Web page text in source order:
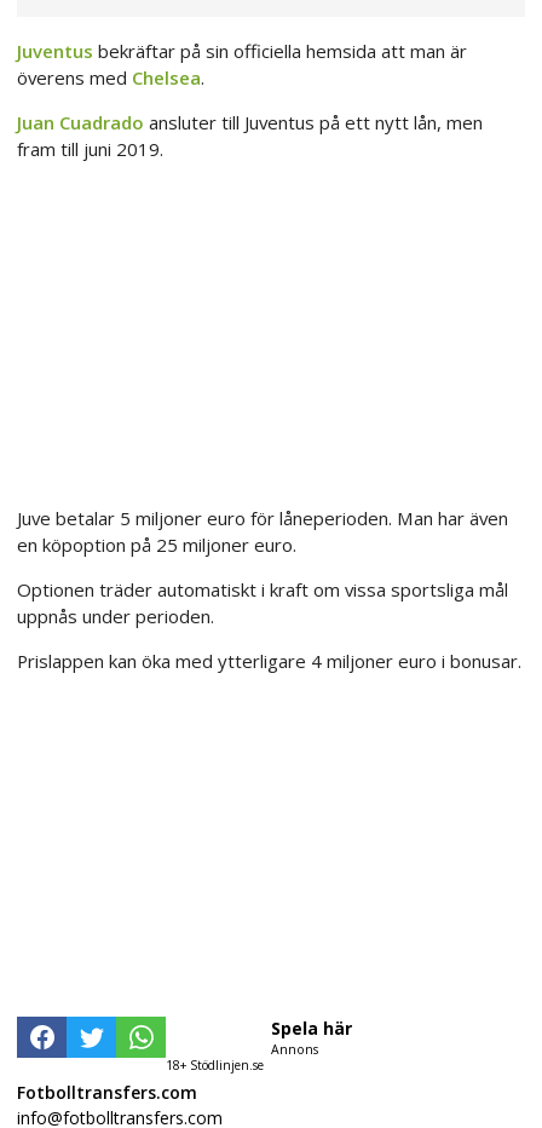
Juventus bekräftar på sin officiella hemsida att man är
överens med Chelsea.
Juan Cuadrado ansluter till Juventus på ett nytt lån, men
fram till juni 2019.
Juve betalar 5 miljoner euro för låneperioden. Man har även
en köpoption på 25 miljoner euro.
Optionen träder automatiskt i kraft om vissa sportsliga mål
uppnås under perioden.
Prislappen kan öka med ytterligare 4 miljoner euro i bonusar.
18+ Stödlinjen.se
Spela här
Annons
Fotbolltransfers.com
info@fotbolltransfers.com